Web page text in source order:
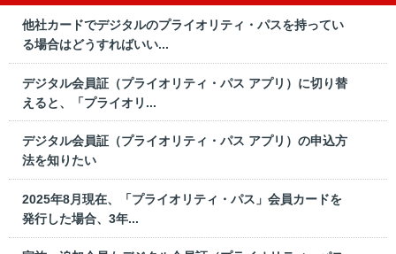
他社カードでデジタルのプライオリティ・パスを持ってい
る場合はどうすればいい...
デジタル会員証（プライオリティ・パス アプリ）に切り替
えると、「プライオリ...
デジタル会員証（プライオリティ・パス アプリ）の申込方
法を知りたい
2025年8月現在、「プライオリティ・パス」会員カードを
発行した場合、3年...